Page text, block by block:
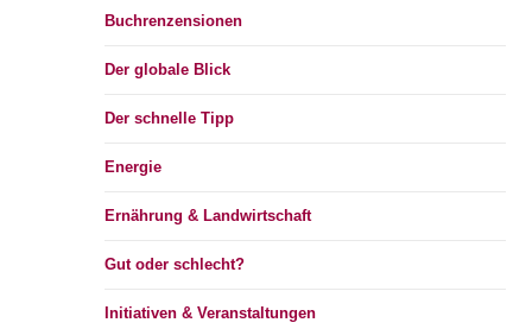
Buchrenzensionen
Der globale Blick
Der schnelle Tipp
Energie
Ernährung & Landwirtschaft
Gut oder schlecht?
Initiativen & Veranstaltungen